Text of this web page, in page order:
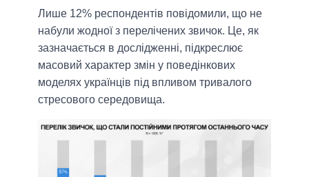
Лише 12% респондентів повідомили, що не
набули жодної з перелічених звичок. Це, як
зазначається в дослідженні, підкреслює
масовий характер змін у поведінкових
моделях українців під впливом тривалого
стресового середовища.